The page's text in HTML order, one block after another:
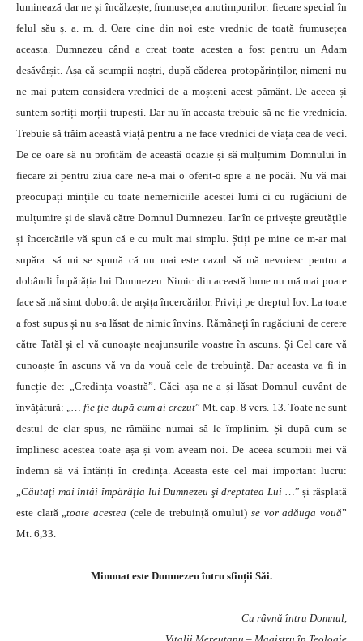
luminează dar ne și încălzește, frumusețea anotimpurilor: fiecare special în
felul său ș. a. m. d. Oare cine din noi este vrednic de toată frumusețea
aceasta. Dumnezeu când a creat toate acestea a fost pentru un Adam
desăvârșit. Așa că scumpii noștri, după căderea protopărinților, nimeni nu
ne mai putem considera vrednici de a moșteni acest pământ. De aceea și
suntem sortiți morții trupești. Dar nu în aceasta trebuie să ne fie vrednicia.
Trebuie să trăim această viață pentru a ne face vrednici de viața cea de veci.
De ce oare să nu profităm de această ocazie și să mulțumim Domnului în
fiecare zi pentru ziua care ne-a mai o oferit-o spre a ne pocăi. Nu vă mai
preocupați mințile cu toate nemerniciile acestei lumi ci cu rugăciuni de
mulțumire și de slavă către Domnul Dumnezeu. Iar în ce privește greutățile
și încercările vă spun că e cu mult mai simplu. Știți pe mine ce m-ar mai
supăra: să mi se spună că nu mai este cazul să mă nevoiesc pentru a
dobândi Împărăția lui Dumnezeu. Nimic din această lume nu mă mai poate
face să mă simt doborât de arșița încercărilor. Priviți pe dreptul Iov. La toate
a fost supus și nu s-a lăsat de nimic învins. Rămâneți în rugăciuni de cerere
către Tatăl și el vă cunoaște neajunsurile voastre în ascuns. Și Cel care vă
cunoaște în ascuns vă va da vouă cele de trebuință. Dar aceasta va fi in
funcție de: „Credința voastră”. Căci așa ne-a și lăsat Domnul cuvânt de
învățătură: „… fie ţie după cum ai crezut” Mt. cap. 8 vers. 13. Toate ne sunt
destul de clar spus, ne rămâine numai să le împlinim. Și după cum se
împlinesc acestea toate așa și vom aveam noi. De aceea scumpii mei vă
îndemn să vă întăriți în credința. Aceasta este cel mai important lucru:
„Căutaţi mai întâi împărăţia lui Dumnezeu şi dreptatea Lui …” și răsplată
este clară „toate acestea (cele de trebuință omului)se vor adăuga vouă”
Mt. 6,33.
Minunat este Dumnezeu întru sfinții Săi.
Cu râvnă întru Domnul,